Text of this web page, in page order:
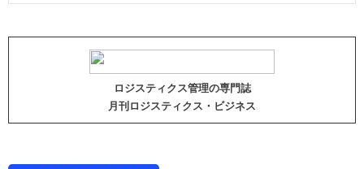
ロジスティクス管理の専門誌
月刊ロジスティクス・ビジネス